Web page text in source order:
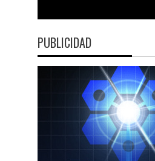
PUBLICIDAD